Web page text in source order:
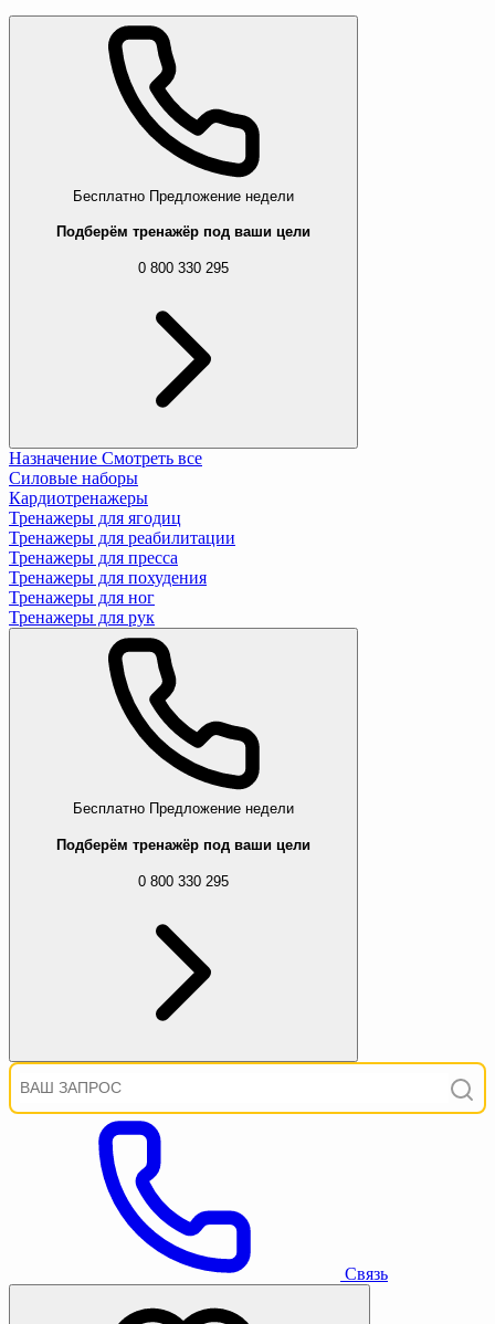
Бесплатно Предложение недели
Подберём тренажёр под ваши цели
0 800 330 295
Назначение Смотреть все
Силовые наборы
Кардиотренажеры
Тренажеры для ягодиц
Тренажеры для реабилитации
Тренажеры для пресса
Тренажеры для похудения
Тренажеры для ног
Тренажеры для рук
Бесплатно Предложение недели
Подберём тренажёр под ваши цели
0 800 330 295
Связь